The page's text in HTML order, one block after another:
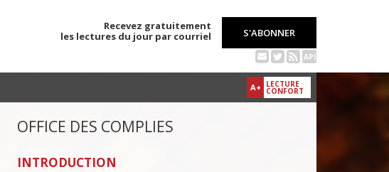
Recevez gratuitement
les lectures du jour par courriel
S'ABONNER
API
A+ LECTURE
CONFORT
OFFICE DES COMPLIES
INTRODUCTION